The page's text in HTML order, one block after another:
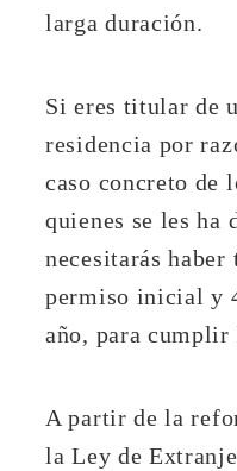
larga duración.
Si eres titular de
residencia por
caso concreto de
quienes se les ha
necesitarás
permiso inicial y
año, para cumplir
A partir de la
la Ley de